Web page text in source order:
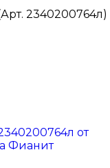
2340200764л)